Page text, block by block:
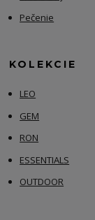
Pečenie
KOLEKCIE
LEO
GEM
RON
ESSENTIALS
OUTDOOR